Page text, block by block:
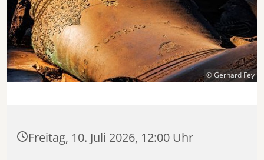
© Gerhard Fey
Freitag, 10. Juli 2026, 12:00 Uhr